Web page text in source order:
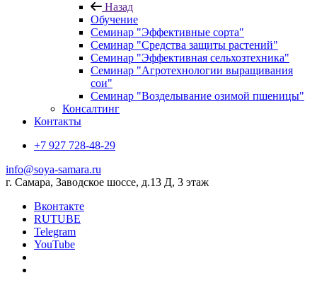
Назад
Обучение
Семинар "Эффективные сорта"
Семинар "Средства защиты растений"
Семинар "Эффективная сельхозтехника"
Семинар "Агротехнологии выращивания
сои"
Семинар "Возделывание озимой пшеницы"
Консалтинг
Контакты
+7 927 728-48-29
info@soya-samara.ru
г. Самара, Заводское шоссе, д.13 Д, 3 этаж
Вконтакте
RUTUBE
Telegram
YouTube